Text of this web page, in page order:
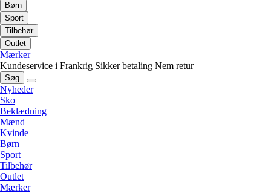
Børn
Sport
Tilbehør
Outlet
Mærker
Kundeservice i Frankrig Sikker betaling Nem retur
Søg
Nyheder
Sko
Beklædning
Mænd
Kvinde
Børn
Sport
Tilbehør
Outlet
Mærker